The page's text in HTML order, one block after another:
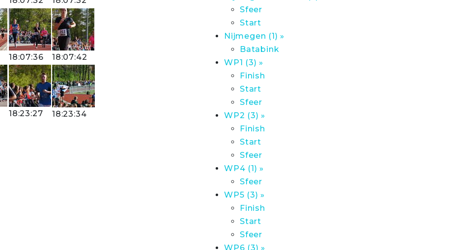
18:07:36 18:07:42
18:23:27 18:23:34
Sfeer
Start
Nijmegen (1) »
Batabink
WP1 (3) »
Finish
Start
Sfeer
WP2 (3) »
Finish
Start
Sfeer
WP4 (1) »
Sfeer
WP5 (3) »
Finish
Start
Sfeer
WP6 (3) »